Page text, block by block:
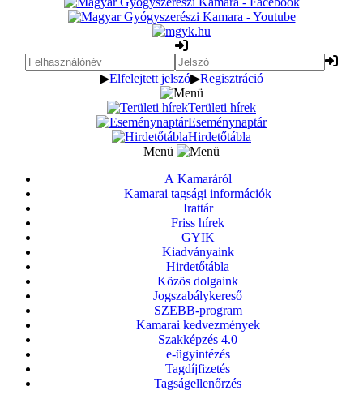
▶Elfelejtett jelszó▶Regisztráció
Területi hírek
Eseménynaptár
Hirdetőtábla
Menü
A Kamaráról
Kamarai tagsági információk
Irattár
Friss hírek
GYIK
Kiadványaink
Hirdetőtábla
Közös dolgaink
Jogszabálykereső
SZEBB-program
Kamarai kedvezmények
Szakképzés 4.0
e-ügyintézés
Tagdíjfizetés
Tagságellenőrzés